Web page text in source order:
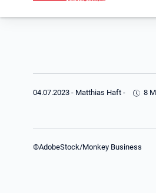
04.07.2023 - Matthias Haft - 8
©AdobeStock/Monkey Business